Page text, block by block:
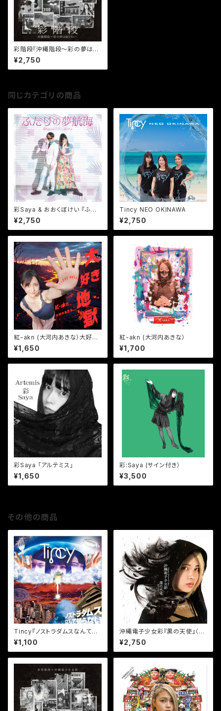
彩階段『沖縄階段～彩の夢は夜
ひらく～』(サイン付き）
¥2,750
同じカテゴリの商品
彩Saya & おおくぼけい 『ふた
りの夢航海』
¥2,750
Tincy NEO OKINAWA
¥2,750
紅-akn (大河内あきな）大好き
地獄
¥1,650
紅-akn (大河内あきな）
¥1,700
彩Saya 「アルテミス」
¥1,650
彩:Saya (サイン付き）
¥3,500
その他の商品
Tincy『ノストラダムスなんて知
らない！』
¥1,100
沖縄電子少女彩『黒の天使』（サ
イン付き）
¥2,750